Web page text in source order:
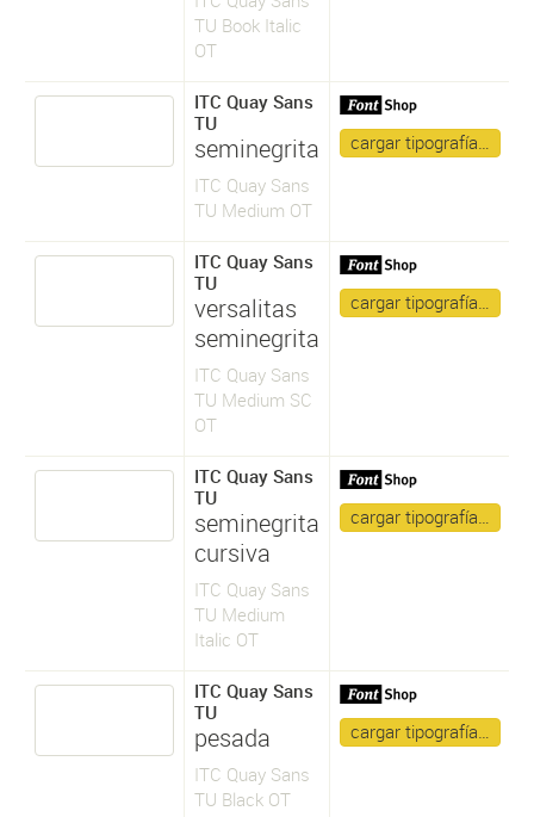
TU Book Italic
OT
ITC Quay Sans
TU
seminegrita
ITC Quay Sans
TU Medium OT
cargar tipografía…
ITC Quay Sans
TU
versalitas
seminegrita
ITC Quay Sans
TU Medium SC
OT
cargar tipografía…
ITC Quay Sans
TU
seminegrita
cursiva
ITC Quay Sans
TU Medium
Italic OT
cargar tipografía…
ITC Quay Sans
TU
pesada
ITC Quay Sans
TU Black OT
cargar tipografía…